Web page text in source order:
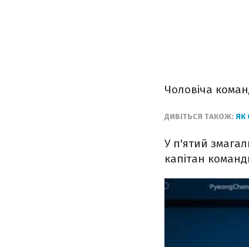
Чоловіча
ДИВІТЬСЯ ТАКОЖ: ЯК
У п'ятий
капітан